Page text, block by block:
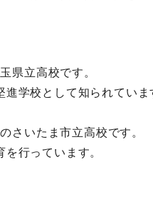
立高校です。
学校として知られていま
いたま市立高校です。
行っています。